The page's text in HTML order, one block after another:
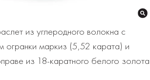
из углеродного волокна с
огранки маркиз (5,52 карата) и
из 18-каратного белого золота